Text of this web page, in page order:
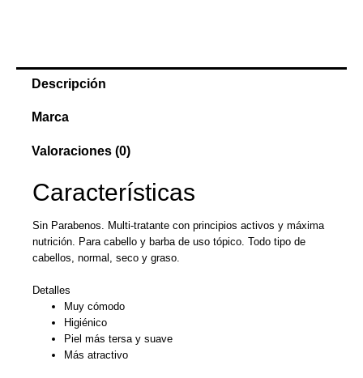
Descripción
Marca
Valoraciones (0)
Características
Sin Parabenos. Multi-tratante con principios activos y máxima
nutrición. Para cabello y barba de uso tópico. Todo tipo de
cabellos, normal, seco y graso.
Detalles
Muy cómodo
Higiénico
Piel más tersa y suave
Más atractivo